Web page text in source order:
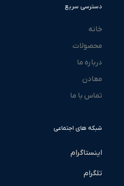
دسترسی سریع
خانه
محصولات
درباره ما
معادن
تماس با ما
شبکه های اجتماعی
اینستاگرام
تلگرام